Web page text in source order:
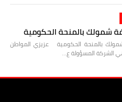
شمولك بالمنحة الحكومية
بالمنحة الحكومية عزيزي المواطن
الشركة المسؤولة ع…